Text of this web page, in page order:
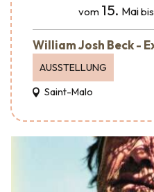
vom 15. Mai
William Josh Beck -
AUSSTELLUNG
Saint-Malo